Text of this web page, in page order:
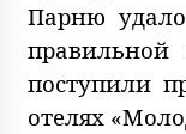
Парню
поступили
отелях